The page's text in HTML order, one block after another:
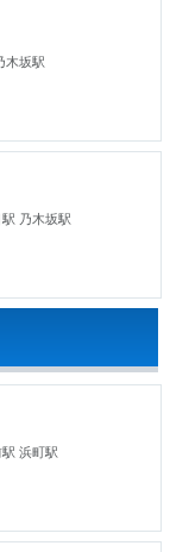
木坂駅
乃木坂駅
浜町駅